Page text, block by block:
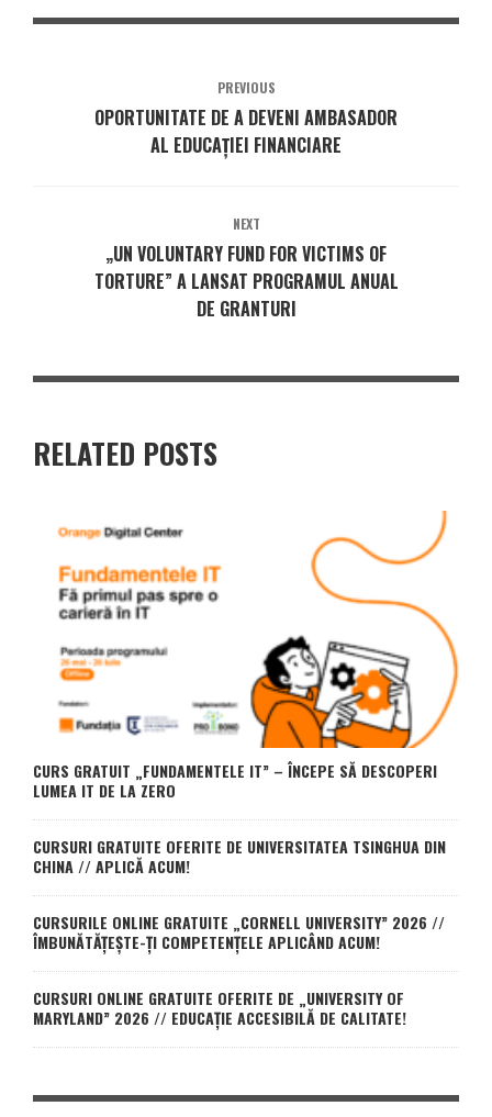
PREVIOUS
OPORTUNITATE DE A DEVENI AMBASADOR
AL EDUCAȚIEI FINANCIARE
NEXT
„UN VOLUNTARY FUND FOR VICTIMS OF
TORTURE” A LANSAT PROGRAMUL ANUAL
DE GRANTURI
RELATED POSTS
CURS GRATUIT „FUNDAMENTELE IT” – ÎNCEPE SĂ DESCOPERI
LUMEA IT DE LA ZERO
CURSURI GRATUITE OFERITE DE UNIVERSITATEA TSINGHUA DIN
CHINA // APLICĂ ACUM!
CURSURILE ONLINE GRATUITE „CORNELL UNIVERSITY” 2026 //
ÎMBUNĂTĂȚEȘTE-ȚI COMPETENȚELE APLICÂND ACUM!
CURSURI ONLINE GRATUITE OFERITE DE „UNIVERSITY OF
MARYLAND” 2026 // EDUCAȚIE ACCESIBILĂ DE CALITATE!